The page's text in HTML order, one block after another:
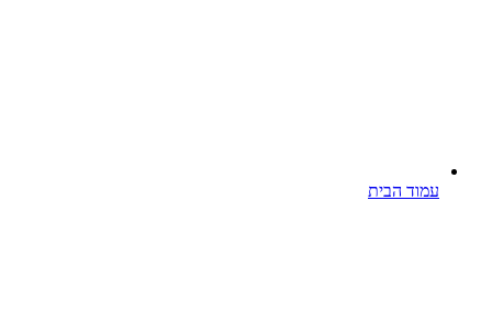
עמוד הבית